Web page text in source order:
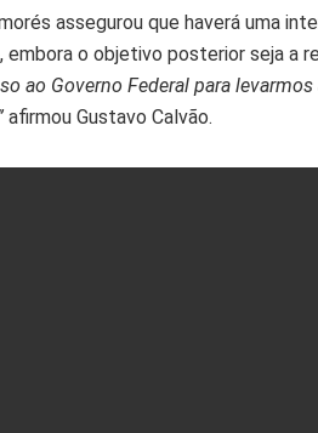
assegurou que haverá uma
o objetivo posterior seja a
ao Governo Federal para
afirmou Gustavo Calvão.